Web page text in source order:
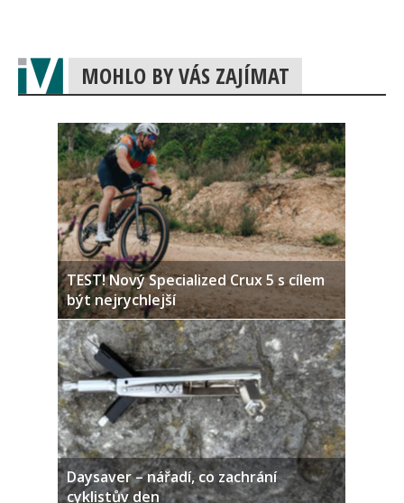
MOHLO BY VÁS ZAJÍMAT
TEST! Nový Specialized Crux 5 s cílem
být nejrychlejší
Daysaver – nářadí, co zachrání
cyklistův den